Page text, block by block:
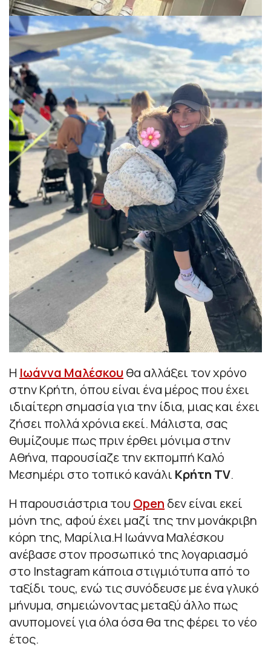
Η Ιωάννα Μαλέσκου θα αλλάξει τον χρόνο
στην Κρήτη, όπου είναι ένα μέρος που έχει
ιδιαίτερη σημασία για την ίδια, μιας και έχει
ζήσει πολλά χρόνια εκεί. Μάλιστα, σας
θυμίζουμε πως πριν έρθει μόνιμα στην
Αθήνα, παρουσίαζε την εκπομπή Καλό
Μεσημέρι στο τοπικό κανάλι Κρήτη TV.
Η παρουσιάστρια του Open δεν είναι εκεί
μόνη της, αφού έχει μαζί της την μονάκριβη
κόρη της, Μαρίλια.Η Ιωάννα Μαλέσκου
ανέβασε στον προσωπικό της λογαριασμό
στο Instagram κάποια στιγμιότυπα από το
ταξίδι τους, ενώ τις συνόδευσε με ένα γλυκό
μήνυμα, σημειώνοντας μεταξύ άλλο πως
ανυπομονεί για όλα όσα θα της φέρει το νέο
έτος.